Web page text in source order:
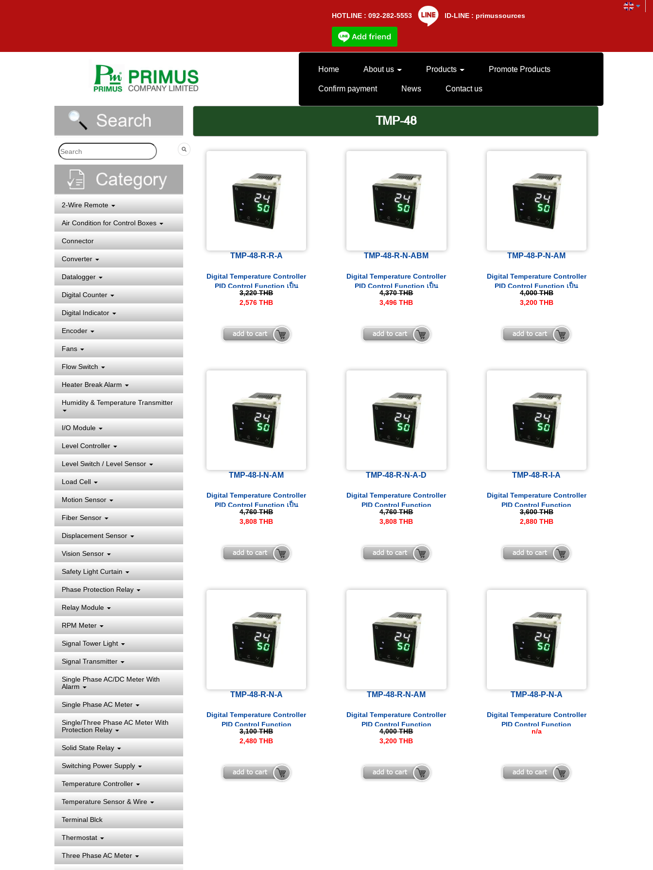
HOTLINE : 092-282-5553 lD-LINE : primussources
Home About us Products Promote Products
Confirm payment News Contact us
2-Wire Remote
Air Condition for Control Boxes
Connector
Converter
Datalogger
Digital Counter
Digital Indicator
Encoder
Fans
Flow Switch
Heater Break Alarm
Humidity & Temperature Transmitter
I/O Module
Level Controller
Level Switch / Level Sensor
Load Cell
Motion Sensor
Fiber Sensor
Displacement Sensor
Vision Sensor
Safety Light Curtain
Phase Protection Relay
Relay Module
RPM Meter
Signal Tower Light
Signal Transmitter
Single Phase AC/DC Meter With
Alarm
Single Phase AC Meter
Single/Three Phase AC Meter With
Protection Relay
Solid State Relay
Switching Power Supply
Temperature Controller
Temperature Sensor & Wire
Terminal Blck
Thermostat
Three Phase AC Meter
TMP-48
TMP-48-R-R-A
Digital Temperature Controller
PID Control Function เป็น
เครื่องควบคุมอุณหภูมิและ
Process ที่สามารถรับสัญญาณ
PT100, 4-20 mA และ 0-10 VDC
3,220 THB
2,576THB
TMP-48-R-N-ABM
Digital Temperature Controller
PID Control Function เป็น
เครื่องควบคุมอุณหภูมิและ
Process ที่สามารถรับสัญญาณ
PT100, 4-20 mA และ 0-10 VDC
4,370 THB
3,496THB
TMP-48-P-N-AM
Digital Temperature Controller
PID Control Function เป็น
เครื่องควบคุมอุณหภูมิและ
Process ที่สามารถรับสัญญาณ
PT100, 4-20 mA และ 0-10 VDC
4,000 THB
3,200 THB
TMP-48-I-N-AM
Digital Temperature Controller
PID Control Function เป็น
เครื่องควบคุมอุณหภูมิและ
Process ที่สามารถรับสัญญาณ
PT100, 4-20 mA และ 0-10 VDC
4,760 THB
3,808THB
TMP-48-R-N-A-D
Digital Temperature Controller
PID Control Function
4,760 THB
3,808THB
TMP-48-R-I-A
Digital Temperature Controller
PID Control Function
3,600 THB
2,880 THB
TMP-48-R-N-A
Digital Temperature Controller
PID Control Function
3,100 THB
2,480THB
TMP-48-R-N-AM
Digital Temperature Controller
PID Control Function
4,000 THB
3,200THB
TMP-48-P-N-A
Digital Temperature Controller
PID Control Function
n/a